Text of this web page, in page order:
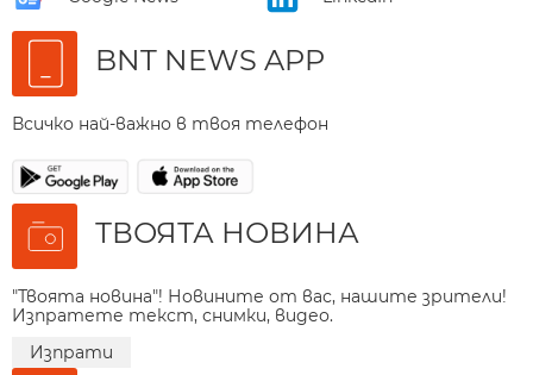
BNT NEWS APP
Всичко най-важно в твоя телефон
ТВОЯТА НОВИНА
"Твоята новина"! Новините от вас, нашите зрители!
Изпратете текст, снимки, видео.
Изпрати